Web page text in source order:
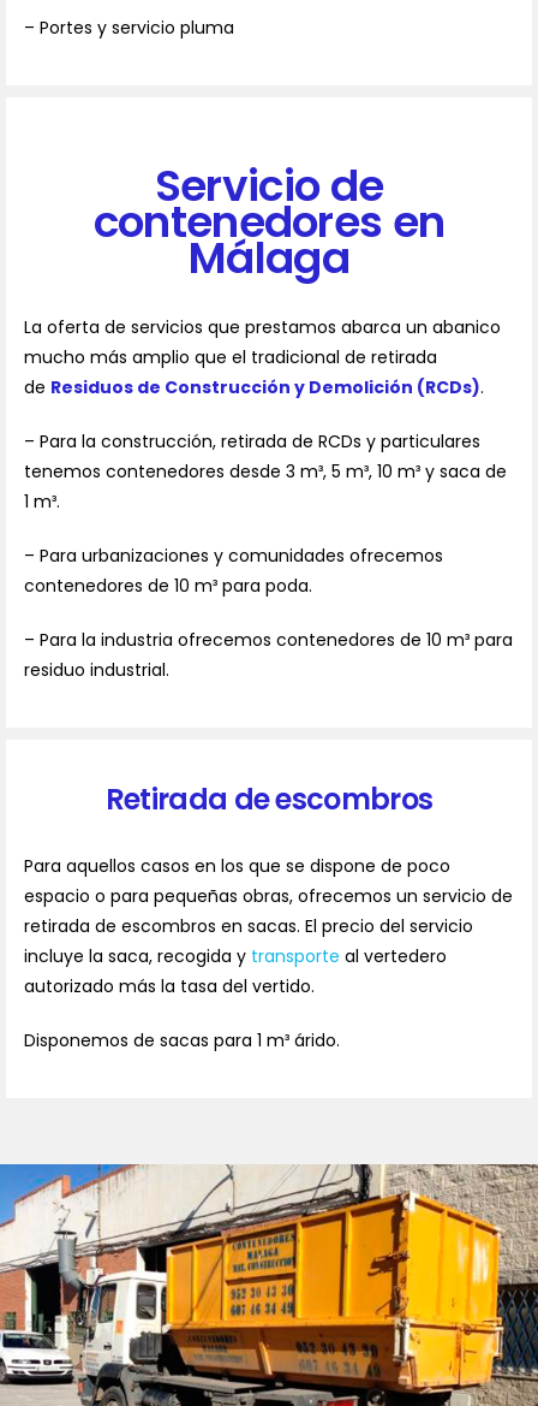
– Portes y servicio pluma
Servicio de
contenedores en
Málaga
La oferta de servicios que prestamos abarca un abanico
mucho más amplio que el tradicional de retirada
de Residuos de Construcción y Demolición (RCDs).
– Para la construcción, retirada de RCDs y particulares
tenemos contenedores desde 3 m³, 5 m³, 10 m³ y saca de
1 m³.
– Para urbanizaciones y comunidades ofrecemos
contenedores de 10 m³ para poda.
– Para la industria ofrecemos contenedores de 10 m³ para
residuo industrial.
Retirada de escombros
Para aquellos casos en los que se dispone de poco
espacio o para pequeñas obras, ofrecemos un servicio de
retirada de escombros en sacas. El precio del servicio
incluye la saca, recogida y transporte al vertedero
autorizado más la tasa del vertido.
Disponemos de sacas para 1 m³ árido.